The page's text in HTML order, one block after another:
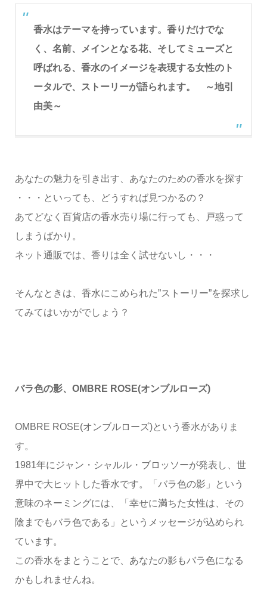
香水はテーマを持っています。香りだけでな
く、名前、メインとなる花、そしてミューズと
呼ばれる、香水のイメージを表現する女性のト
ータルで、ストーリーが語られます。 ～地引
由美～
あなたの魅力を引き出す、あなたのための香水を探す
・・・といっても、どうすれば見つかるの？
あてどなく百貨店の香水売り場に行っても、戸惑って
しまうばかり。
ネット通販では、香りは全く試せないし・・・
そんなときは、香水にこめられた”ストーリー”を探求し
てみてはいかがでしょう？
バラ色の影、OMBRE ROSE(オンブルローズ)
OMBRE ROSE(オンブルローズ)という香水がありま
す。
1981年にジャン・シャルル・ブロッソーが発表し、世
界中で大ヒットした香水です。「バラ色の影」という
意味のネーミングには、「幸せに満ちた女性は、その
陰までもバラ色である」というメッセージが込められ
ています。
この香水をまとうことで、あなたの影もバラ色になる
かもしれませんね。